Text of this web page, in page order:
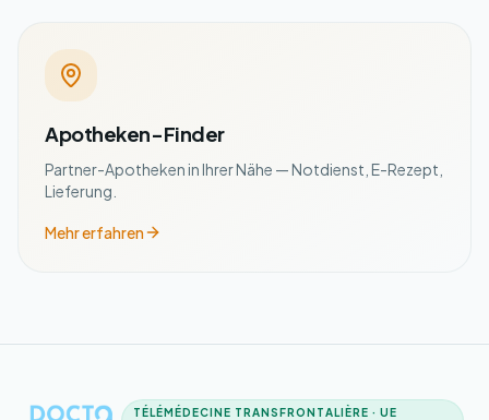
Apotheken-Finder
Partner-Apotheken in Ihrer Nähe — Notdienst, E-Rezept,
Lieferung.
Mehr erfahren
TÉLÉMÉDECINE TRANSFRONTALIÈRE · UE